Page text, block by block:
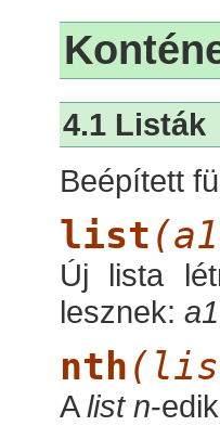
4.1 Listák
Beépített
list
Új lista
lesznek:
nth
Alist n-